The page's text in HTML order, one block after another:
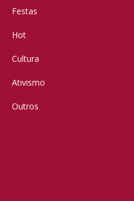
Festas
Hot
Cultura
Ativismo
Outros